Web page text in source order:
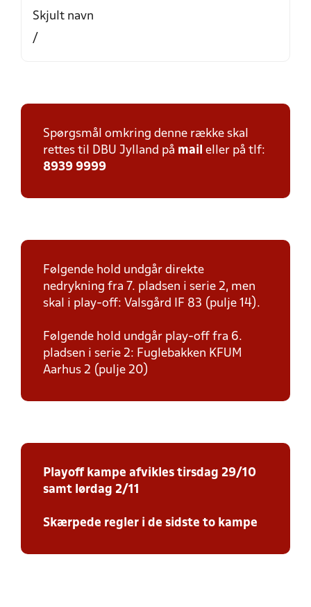
Skjult navn
/
Spørgsmål omkring denne række skal
rettes til DBU Jylland på mail eller på tlf:
8939 9999
Følgende hold undgår direkte
nedrykning fra 7. pladsen i serie 2, men
skal i play-off: Valsgård IF 83 (pulje 14).
Følgende hold undgår play-off fra 6.
pladsen i serie 2: Fuglebakken KFUM
Aarhus 2 (pulje 20)
Playoff kampe afvikles tirsdag 29/10
samt lørdag 2/11
Skærpede regler i de sidste to kampe